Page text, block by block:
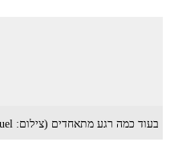
בעוד כמה רגע מתאחדים (צילום: Duel צלמים)